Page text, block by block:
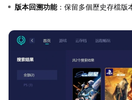
版本回溯功能：保留多個歷史存檔版